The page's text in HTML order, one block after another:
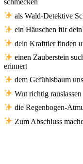
schmecken
als Wald-Detektive
ein Häuschen für
dein Krafttier finden
einen Zauberstein
erinnert
dem Gefühlsbaum
Wut richtig
die Regenbogen-
Zum Abschluss